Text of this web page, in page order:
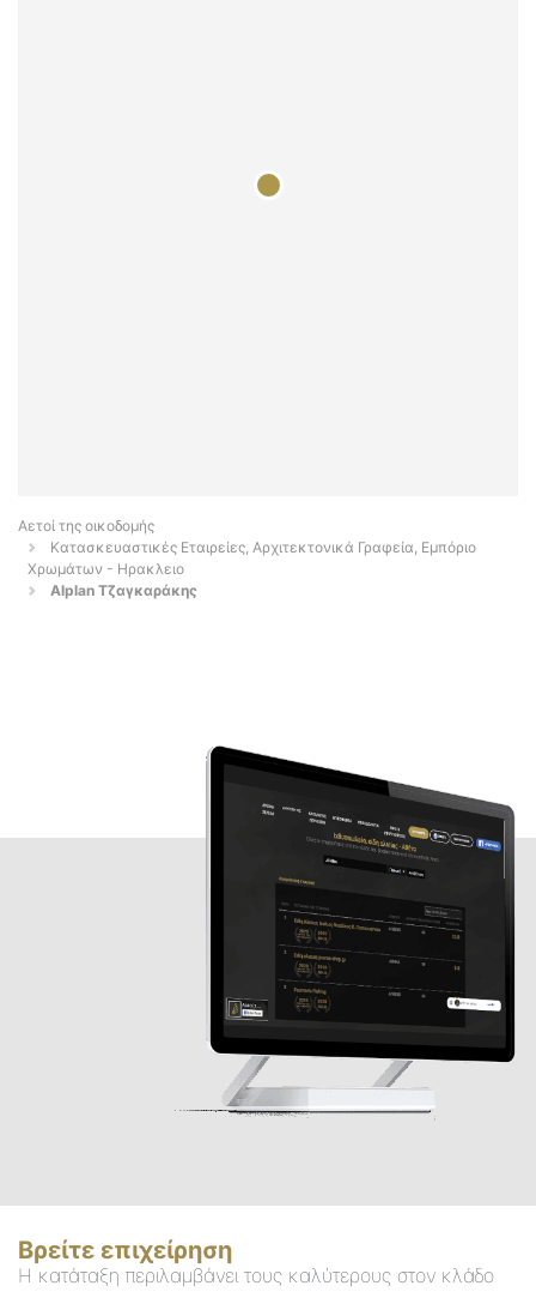
Αετοί της οικοδομής
Κατασκευαστικές Εταιρείες, Αρχιτεκτονικά Γραφεία, Εμπόριο
Χρωμάτων - Ηρακλειο
Alplan Τζαγκαράκης
Βρείτε επιχείρηση
Η κατάταξη περιλαμβάνει τους καλύτερους στον κλάδο